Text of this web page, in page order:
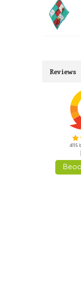
Reviews